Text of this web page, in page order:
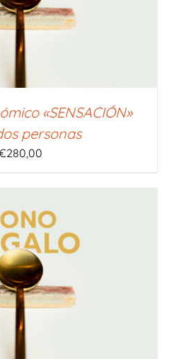
«SENSACIÓN»
personas
280,00